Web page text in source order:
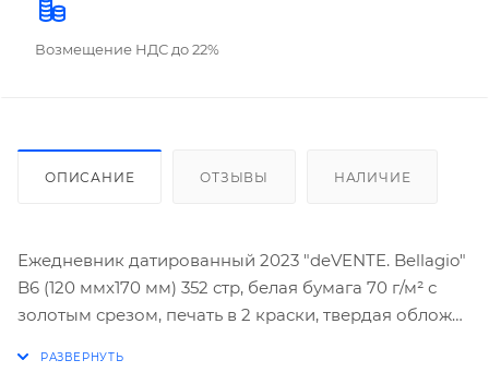
Возмещение НДС до 22%
ОПИСАНИЕ ОТЗЫВЫ НАЛИЧИЕ
Ежедневник датированный 2023 "deVENTE. Bellagio"
B6 (120 ммx170 мм) 352 стр, белая бумага 70 г/м² с
золотым срезом, печать в 2 краски, твердая обложка